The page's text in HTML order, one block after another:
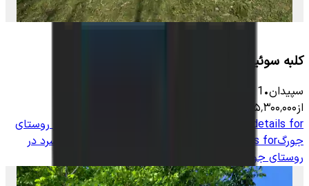
کلبه سوئیسی در روستای قلعه‌عالی سپیدان
سپیدان•
1
از۵٬۳۰۰٬۰۰۰
View details for
کلبه سوئیسی با استخر روباز آبسرد در روستای
جورگView details for
کلبه سوئیسی با استخر روباز آبسرد در
روستای جورگ